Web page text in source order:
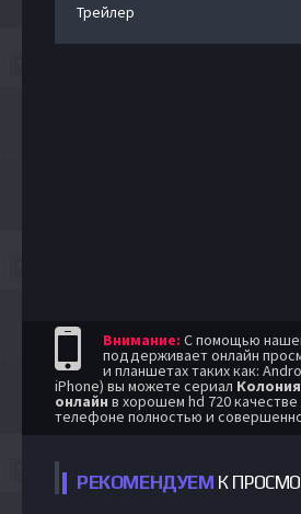
Трейлер
Внимание: С помощью
поддерживает онлайн
и планшетах таких как:
iPhone) вы можете сериал
онлайн в хорошем hd 720
телефоне полностью и
РЕКОМЕНДУЕМ К